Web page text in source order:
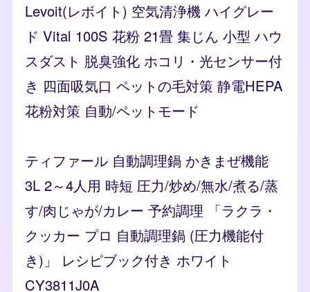
Levoit(レボイト) 空気清浄機 ハイグレー
ド Vital 100S 花粉 21畳 集じん 小型 ハウ
スダスト 脱臭強化 ホコリ・光センサー付
き 四面吸気口 ペットの毛対策 静電HEPA
花粉対策 自動/ペットモード
ティファール 自動調理鍋 かきまぜ機能
3L 2～4人用 時短 圧力/炒め/無水/煮る/蒸
す/肉じゃが/カレー 予約調理 「ラクラ・
クッカー プロ 自動調理鍋 (圧力機能付
き)」 レシピブック付き ホワイト
CY3811J0A